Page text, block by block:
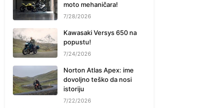
moto mehaničara!
7/28/2026
Kawasaki Versys 650 na
popustu!
7/24/2026
Norton Atlas Apex: ime
dovoljno teško da nosi
istoriju
7/22/2026